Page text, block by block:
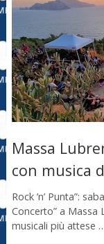
Massa
con musica
Rock ’n’ Punta”:
Concerto” a Massa
musicali più attese